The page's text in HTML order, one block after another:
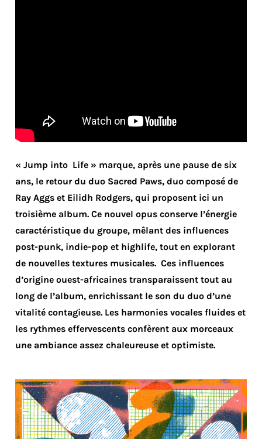
« Jump into Life » marque, après une pause de six
ans, le retour du duo Sacred Paws, duo composé de
Ray Aggs et Eilidh Rodgers, qui proposent ici un
troisième album. Ce nouvel opus conserve l’énergie
caractéristique du groupe, mêlant des influences
post-punk, indie-pop et highlife, tout en explorant
de nouvelles textures musicales. Ces influences
d’origine ouest-africaines transparaissent tout au
long de l’album, enrichissant le son du duo d’une
vitalité contagieuse. Les harmonies vocales fluides et
les rythmes effervescents confèrent aux morceaux
une ambiance assez chaleureuse et optimiste.